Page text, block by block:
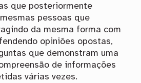
que posteriormente
pessoas que
da mesma forma com
opiniões opostas,
que demonstram uma
de informações
várias vezes.